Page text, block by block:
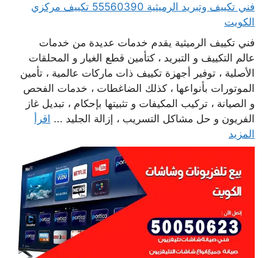
فني تكييف وتبريد الرميثية 55560390 تكييف مركزي
الكويت
فني تكييف الرميثية يقدم خدمات عديدة من خدمات
عالم التكييف و التبريد ، كتأمين قطع الغيار و المحلقات
الأصلية ، توفير أجهزة تكييف ذات ماركات عالمية ، تأمين
الموتورات بأنواعها ، كذلك الضاغطات ، خدمات الفحص
و الصيانة ، تركيب المكيفات و تثبيتها بإحكام ، تبديل غاز
الفريون و حل مشاكل التسريب ، إزالة الجليد ... اقرأ
المزيد